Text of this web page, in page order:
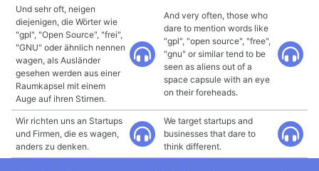
Und sehr oft, neigen
diejenigen, die Wörter wie
"gpl", "Open Source", "frei",
"GNU" oder ähnlich nennen
wagen, als Ausländer
gesehen werden aus einer
Raumkapsel mit einem
Auge auf ihren Stirnen.
And very often, those who
dare to mention words like
"gpl", "open source", "free",
"gnu" or similar tend to be
seen as aliens out of a
space capsule with an eye
on their foreheads.
Wir richten uns an Startups
und Firmen, die es wagen,
anders zu denken.
We target startups and
businesses that dare to
think different.